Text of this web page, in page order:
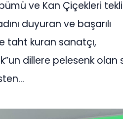
ve Kan Çiçekleri
duyuran ve başarılı
taht kuran sanatçı,
dillere pelesenk olan